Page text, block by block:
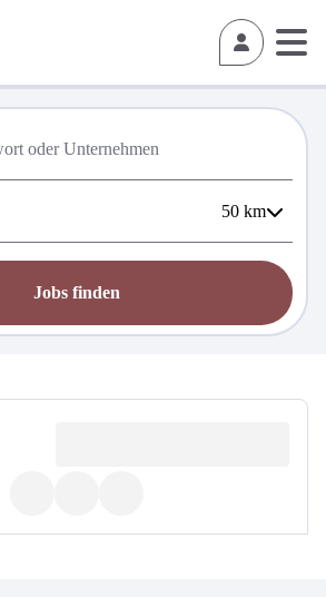
50 km
Jobs finden